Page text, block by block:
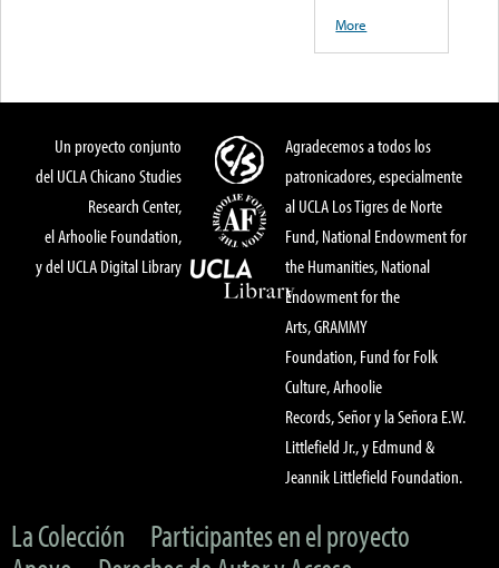
More
Un proyecto conjunto
del UCLA Chicano Studies
Research Center,
el Arhoolie Foundation,
y del UCLA Digital Library
Agradecemos a todos los
patronicadores, especialmente
al UCLA Los Tigres de Norte
Fund, National Endowment for
the Humanities, National
Endowment for the
Arts, GRAMMY
Foundation, Fund for Folk
Culture, Arhoolie
Records, Señor y la Señora E.W.
Littlefield Jr., y Edmund &
Jeannik Littlefield Foundation.
La Colección
Participantes en el proyecto